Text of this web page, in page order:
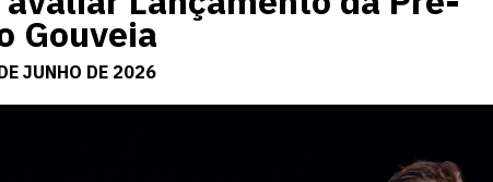
Gouveia
JUNHO DE 2026